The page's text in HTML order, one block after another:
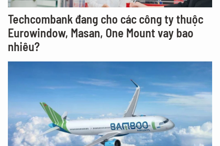
Techcombank đang cho các công ty thuộc
Eurowindow, Masan, One Mount vay bao
nhiêu?